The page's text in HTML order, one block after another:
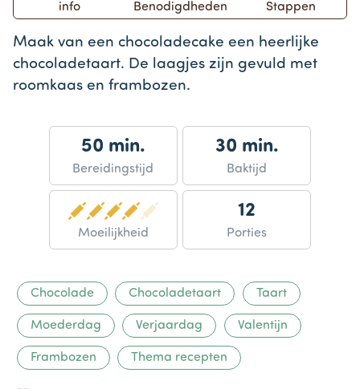
info Benodigdheden Stappen
Maak van een chocoladecake een heerlijke
chocoladetaart. De laagjes zijn gevuld met
roomkaas en frambozen.
50 min.
Bereidingstijd
30 min.
Baktijd
Moeilijkheid
12
Porties
Chocolade Chocoladetaart Taart
Moederdag Verjaardag Valentijn
Frambozen Thema recepten